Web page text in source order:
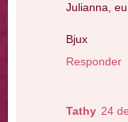
Julianna,
Bjux
Responder
Tathy 24